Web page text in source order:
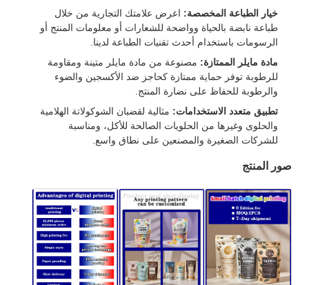
خيار الطباعة المخصصة: اعرض علامتك التجارية من خلال
طباعة نابضة بالحياة وواضحة للشعارات أو معلومات المنتج أو
الرسومات باستخدام أحدث تقنيات الطباعة لدينا.
مادة مايلر الممتازة: مصنوعة من مادة مايلر متينة ومقاومة
للرطوبة توفر حماية ممتازة كحاجز ضد الأكسجين والضوء
والرطوبة للحفاظ على نضارة المنتج.
تطبيق متعدد الاستخدامات: مثالية لقضبان الشوكولاتة الهلامية
والحلوى وغيرها من الحلويات الصالحة للأكل، ومناسبة
للشركات الصغيرة والمصنعين على نطاق واسع.
صور المنتج